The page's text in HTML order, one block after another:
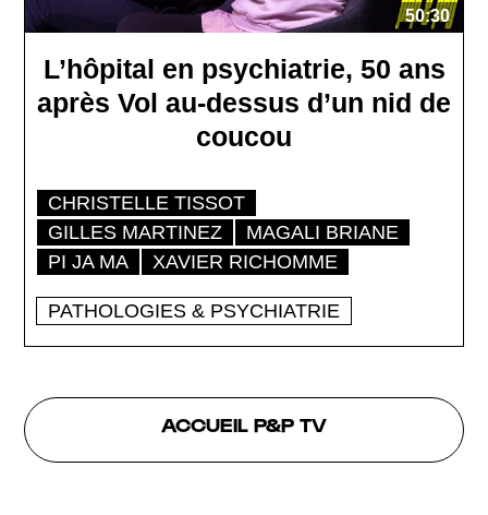
50:30
L’hôpital en psychiatrie, 50 ans
après Vol au-dessus d’un nid de
coucou
CHRISTELLE TISSOT
GILLES MARTINEZ
MAGALI BRIANE
PI JA MA
XAVIER RICHOMME
PATHOLOGIES & PSYCHIATRIE
ACCUEIL P&P TV